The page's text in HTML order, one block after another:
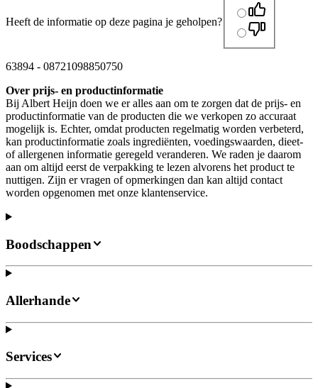
Heeft de informatie op deze pagina je geholpen?
63894 - 08721098850750
Over prijs- en productinformatie
Bij Albert Heijn doen we er alles aan om te zorgen dat de prijs- en
productinformatie van de producten die we verkopen zo accuraat
mogelijk is. Echter, omdat producten regelmatig worden verbeterd,
kan productinformatie zoals ingrediënten, voedingswaarden, dieet-
of allergenen informatie geregeld veranderen. We raden je daarom
aan om altijd eerst de verpakking te lezen alvorens het product te
nuttigen. Zijn er vragen of opmerkingen dan kan altijd contact
worden opgenomen met onze klantenservice.
Boodschappen
Allerhande
Services